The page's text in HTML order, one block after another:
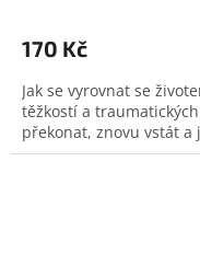
170 Kč
Jak se vyrovnat se
těžkostí a
překonat, znovu vstát a